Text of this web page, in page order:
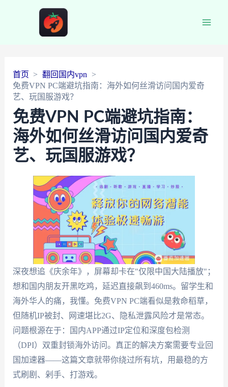
首页
翻回国内vpn
免费VPN PC端避坑指南：海外如何丝滑访问国内爱奇
艺、玩国服游戏？
免费VPN PC端避坑指南：
海外如何丝滑访问国内爱奇
艺、玩国服游戏？
深夜想追《庆余年》，屏幕却卡在"仅限中国大陆播放"；
想和国内朋友开黑吃鸡，延迟直接飙到460ms。留学生和
海外华人的痛，我懂。免费VPN PC端看似是救命稻草，
但随机IP被封、网速堪比2G、隐私泄露风险才是常态。
问题根源在于：国内APP通过IP定位和深度包检测
（DPI）双重封锁海外访问。真正的解决方案需要专业回
国加速器——这篇文章就带你绕过所有坑，用最稳的方
式刷剧、剁手、打游戏。